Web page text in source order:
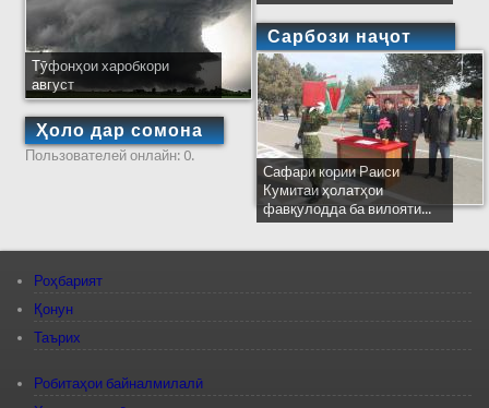
Тӯфонҳои харобкори
август
Ҳоло дар сомона
Пользователей онлайн: 0.
Сарбози наҷот
Сафари кории Раиси
Кумитаи ҳолатҳои
фавқулодда ба вилояти...
Роҳбарият
Қонун
Таърих
Робитаҳои байналмилалӣ